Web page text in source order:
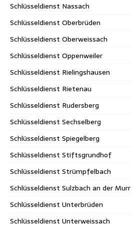
Schlüsseldienst Nassach
Schlüsseldienst Oberbrüden
Schlüsseldienst Oberweissach
Schlüsseldienst Oppenweiler
Schlüsseldienst Rielingshausen
Schlüsseldienst Rietenau
Schlüsseldienst Rudersberg
Schlüsseldienst Sechselberg
Schlüsseldienst Spiegelberg
Schlüsseldienst Stiftsgrundhof
Schlüsseldienst Strümpfelbach
Schlüsseldienst Sulzbach an der Murr
Schlüsseldienst Unterbrüden
Schlüsseldienst Unterweissach